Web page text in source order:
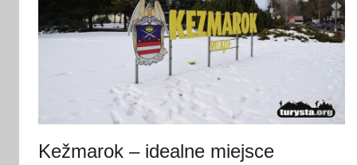
Kežmarok – idealne miejsce